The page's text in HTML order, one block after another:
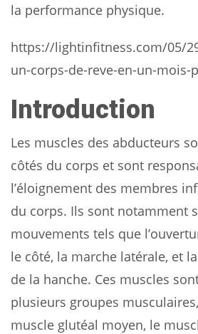
la performance physique.
https://lightinfitness.com/05/
un-corps-de-reve-en-un-mois-
Introduction
Les muscles des abducteurs
côtés du corps et sont
l’éloignement des membres
du corps. Ils sont notamment
mouvements tels que
le côté, la marche latérale, et
de la hanche. Ces muscles
plusieurs groupes
muscle glutéal moyen, le